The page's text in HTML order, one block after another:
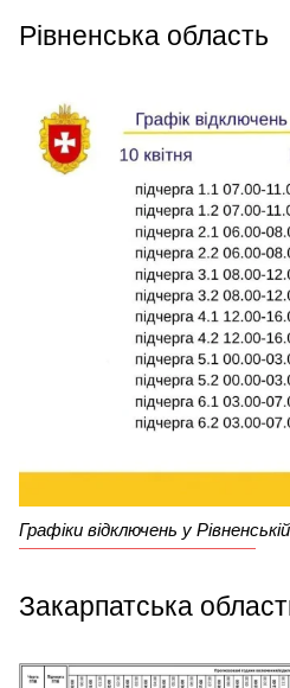
Рівненська область
Графіки відключень у
Закарпатська